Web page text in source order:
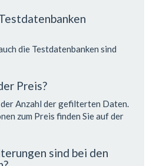
die Testdatenbanken sind
Preis?
Anzahl der gefilterten Daten.
zum Preis finden Sie auf der
sind bei den